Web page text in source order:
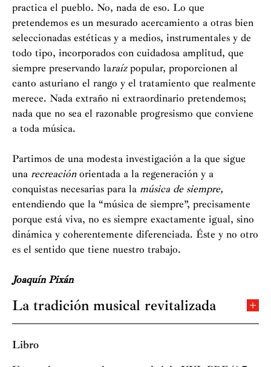
practica el pueblo. No, nada de eso. Lo que
pretendemos es un mesurado acercamiento a otras bien
seleccionadas estéticas y a medios, instrumentales y de
todo tipo, incorporados con cuidadosa amplitud, que
siempre preservando laraízpopular, proporcionen al
canto asturiano el rango y el tratamiento que realmente
merece. Nada extraño ni extraordinario pretendemos;
nada que no sea el razonable progresismo que conviene
a toda música.
Partimos de una modesta investigación a la que sigue
una recreaciónorientada a la regeneración y a
conquistas necesarias para la música de siempre,
entendiendo que la “música de siempre”, precisamente
porque está viva, no es siempre exactamente igual, sino
dinámica y coherentemente diferenciada. Éste y no otro
es el sentido que tiene nuestro trabajo.
Joaquín Pixán
La tradición musical revitalizada
enriquecen su trayectoria musical. La primera es su
Libro